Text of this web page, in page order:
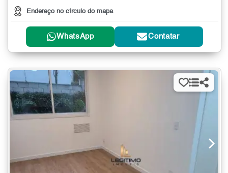
Endereço no círculo do mapa
WhatsApp Contatar